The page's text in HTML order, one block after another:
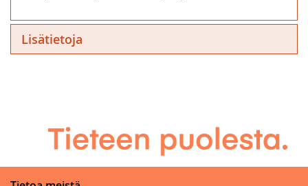
Lisätietoja